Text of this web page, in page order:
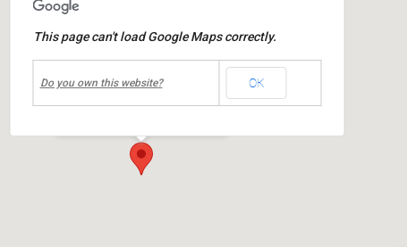
Centre culturel Jean MOULIN
This page can't load Google Maps correctly.
Do you own this website? OK